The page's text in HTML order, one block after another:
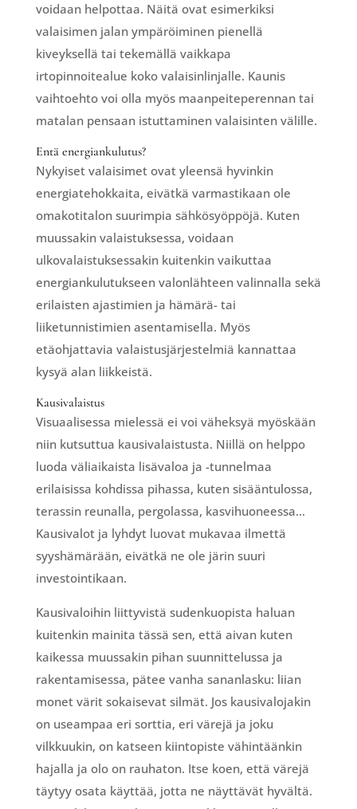
voidaan helpottaa. Näitä ovat esimerkiksi
valaisimen jalan ympäröiminen pienellä
kiveyksellä tai tekemällä vaikkapa
irtopinnoitealue koko valaisinlinjalle. Kaunis
vaihtoehto voi olla myös maanpeiteperennan tai
matalan pensaan istuttaminen valaisinten välille.
Entä energiankulutus?
Nykyiset valaisimet ovat yleensä hyvinkin
energiatehokkaita, eivätkä varmastikaan ole
omakotitalon suurimpia sähkösyöppöjä. Kuten
muussakin valaistuksessa, voidaan
ulkovalaistuksessakin kuitenkin vaikuttaa
energiankulutukseen valonlähteen valinnalla sekä
erilaisten ajastimien ja hämärä- tai
liiketunnistimien asentamisella. Myös
etäohjattavia valaistusjärjestelmiä kannattaa
kysyä alan liikkeistä.
Kausivalaistus
Visuaalisessa mielessä ei voi väheksyä myöskään
niin kutsuttua kausivalaistusta. Niillä on helppo
luoda väliaikaista lisävaloa ja -tunnelmaa
erilaisissa kohdissa pihassa, kuten sisääntulossa,
terassin reunalla, pergolassa, kasvihuoneessa…
Kausivalot ja lyhdyt luovat mukavaa ilmettä
syyshämärään, eivätkä ne ole järin suuri
investointikaan.
Kausivaloihin liittyvistä sudenkuopista haluan
kuitenkin mainita tässä sen, että aivan kuten
kaikessa muussakin pihan suunnittelussa ja
rakentamisessa, pätee vanha sananlasku: liian
monet värit sokaisevat silmät. Jos kausivalojakin
on useampaa eri sorttia, eri värejä ja joku
vilkkuukin, on katseen kiintopiste vähintäänkin
hajalla ja olo on rauhaton. Itse koen, että värejä
täytyy osata käyttää, jotta ne näyttävät hyvältä.